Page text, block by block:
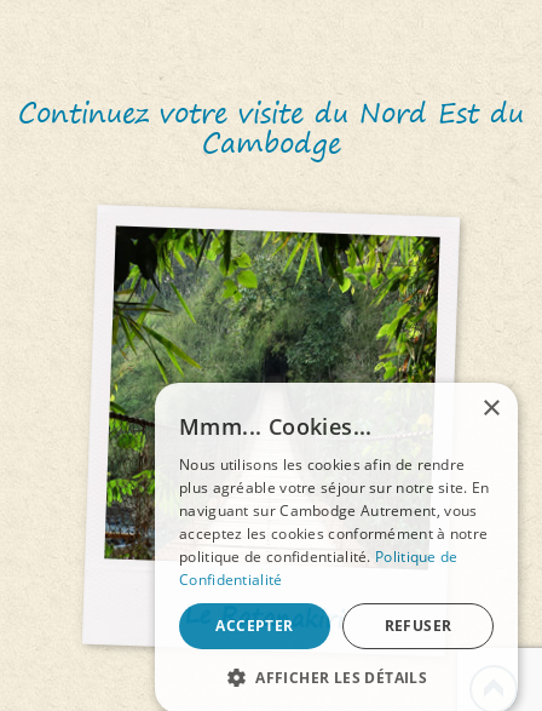
Continuez votre visite du Nord Est du
Cambodge
Le Ratanakiri
×
Mmm... Cookies...
Nous utilisons les cookies afin de rendre
plus agréable votre séjour sur notre site. En
naviguant sur Cambodge Autrement, vous
acceptez les cookies conformément à notre
politique de confidentialité. Politique de
Confidentialité
ACCEPTER REFUSER
AFFICHER LES DÉTAILS